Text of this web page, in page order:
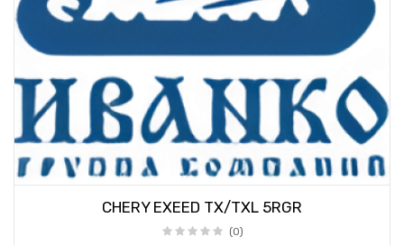
CHERY EXEED TX/TXL 5RGR
(0)